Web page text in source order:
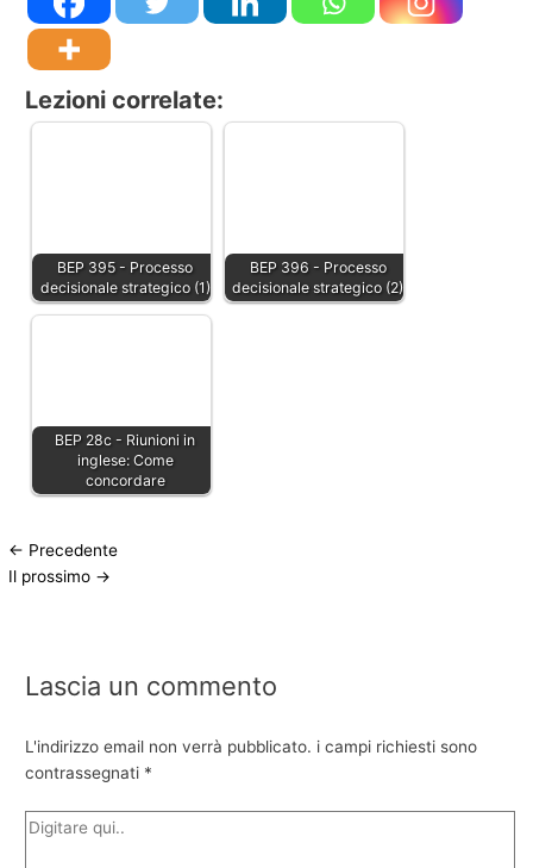
Lezioni correlate:
BEP 395 - Processo
decisionale strategico (1)
BEP 396 - Processo
decisionale strategico (2)
BEP 28c - Riunioni in
inglese: Come
concordare
← Precedente
Il prossimo →
Lascia un commento
L'indirizzo email non verrà pubblicato. i campi richiesti sono
contrassegnati *